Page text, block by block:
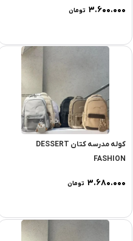
۳.۶۰۰.۰۰۰ تومان
کوله مدرسه کتان DESSERT
FASHION
۳.۶۸۰.۰۰۰ تومان